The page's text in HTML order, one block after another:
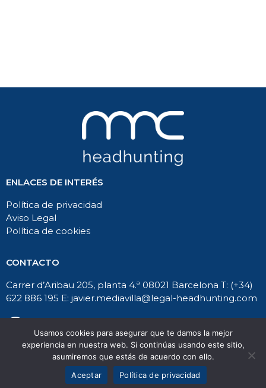
ENLACES DE INTERÉS
Política de privacidad
Aviso Legal
Política de cookies
CONTACTO
Carrer d’Aribau 205, planta 4.ª 08021 Barcelona T: (+34)
622 886 195 E: javier.mediavilla@legal-headhunting.com
© mcheadhunting 2021. Todos los derechos reservados.
Usamos cookies para asegurar que te damos la mejor
experiencia en nuestra web. Si continúas usando este sitio,
asumiremos que estás de acuerdo con ello.
Aceptar
Política de privacidad